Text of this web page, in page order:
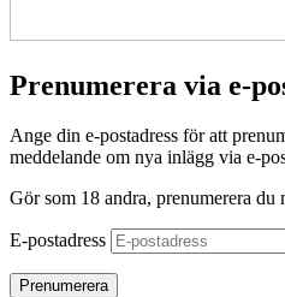
Prenumerera via e-
Ange din e-postadress för att
meddelande om nya inlägg via e-
Gör som 18 andra, prenumerera du
E-postadress
Prenumerera